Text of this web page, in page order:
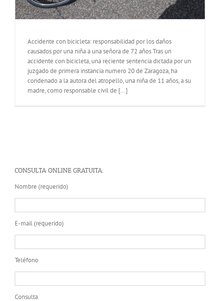
Accidente con bicicleta: responsabilidad por los daños
causados por una niña a una señora de 72 años Tras un
accidente con bicicleta, una reciente sentencia dictada por un
juzgado de primera instancia numero 20 de Zaragoza, ha
condenado a la autora del atropello, una niña de 11 años, a su
madre, como responsable civil de [...]
CONSULTA ONLINE GRATUITA:
Nombre (requerido)
E-mail (requerido)
Teléfono
Consulta